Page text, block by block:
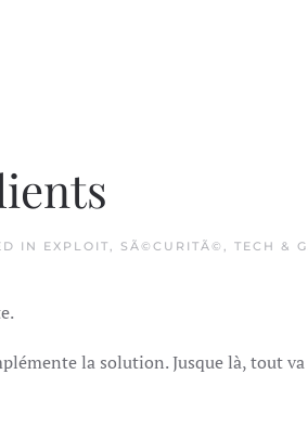
IN EXPLOIT, SÃ©CURITÃ© , TECH &
la solution. Jusque là, tout